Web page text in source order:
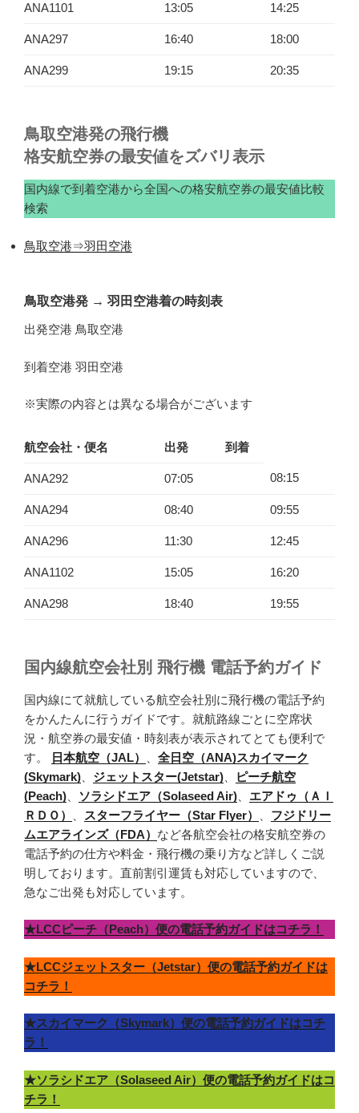
ANA1101 13:05 14:25
ANA297 16:40 18:00
ANA299 19:15 20:35
鳥取空港発の飛行機
格安航空券の最安値をズバリ表示
国内線で到着空港から全国への格安航空券の最安値比較
検索
鳥取空港⇒羽田空港
鳥取空港発 → 羽田空港着の時刻表
出発空港 鳥取空港
到着空港 羽田空港
※実際の内容とは異なる場合がございます
航空会社・便名 出発 到着
ANA292 07:05 08:15
ANA294 08:40 09:55
ANA296 11:30 12:45
ANA1102 15:05 16:20
ANA298 18:40 19:55
国内線航空会社別 飛行機 電話予約ガイド
国内線にて就航している航空会社別に飛行機の電話予約
をかんたんに行うガイドです。就航路線ごとに空席状
況・航空券の最安値・時刻表が表示されてとても便利で
す。
日本航空（JAL） 全日空（ANA)スカイマーク
(Skymark)
ジェットスター(Jetstar)
ピーチ航空
(Peach)
ソラシドエア（Solaseed Air)
エアドゥ（ＡＩ
ＲＤＯ）
スターフライヤー（Star Flyer）
フジドリー
ムエアラインズ（FDA） など各航空会社の格安航空券の
電話予約の仕方や料金・飛行機の乗り方など詳しくご説
明しております。直前割引運賃も対応していますので、
急なご出発も対応しています。
★LCCピーチ（Peach）便の電話予約ガイドはコチラ！
★LCCジェットスター（Jetstar）便の電話予約ガイドは
コチラ！
★スカイマーク（Skymark）便の電話予約ガイドはコチ
ラ！
★ソラシドエア（Solaseed Air）便の電話予約ガイドはコ
チラ！